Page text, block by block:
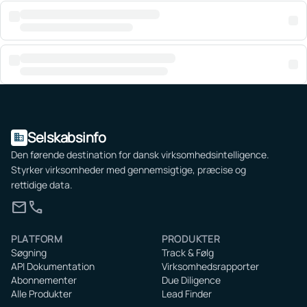
domain Selskabsinfo
Den førende destination for dansk virksomhedsintelligence.
Styrker virksomheder med gennemsigtige, præcise og
rettidige data.
mailcall
PLATFORM
Søgning
API Dokumentation
Abonnementer
Alle Produkter
PRODUKTER
Track & Følg
Virksomhedsrapporter
Due Diligence
Lead Finder